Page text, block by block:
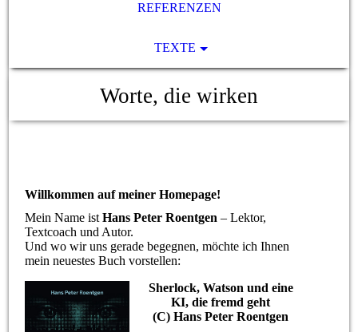
REFERENZEN
TEXTE
Worte, die wirken
Willkommen auf meiner Homepage!
Mein Name istHans Peter Roentgen – Lektor,
Textcoach und Autor.
Und wo wir uns gerade begegnen, möchte ich Ihnen
mein neuestes Buch vorstellen:
Sherlock, Watson und eine
KI, die fremd geht
(C) Hans Peter Roentgen